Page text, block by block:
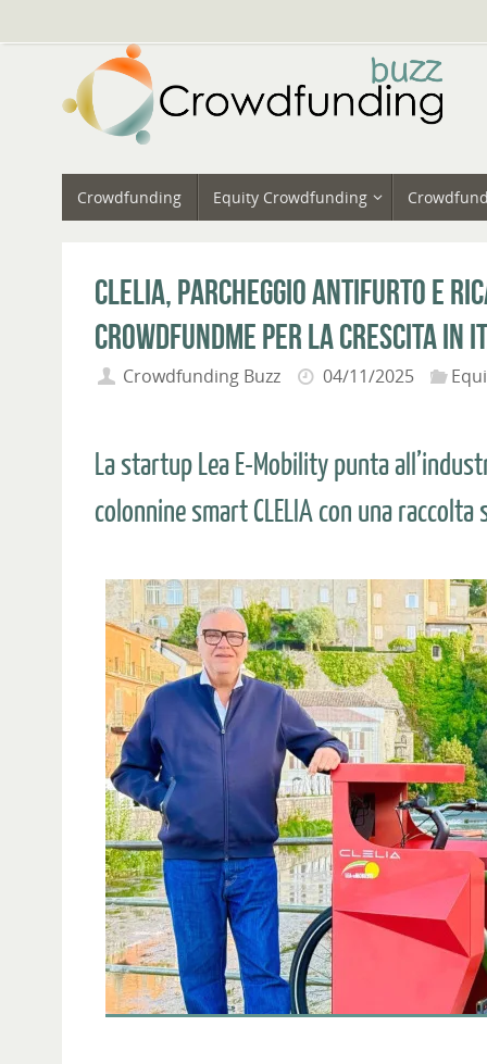
al
contenuto
Crowdfunding Equity Crowdfunding
CLELIA, parcheggio antifurto e
CrowdFundMe per la crescita in
Crowdfunding Buzz 04/11/2025
La startup Lea E-Mobility punta
colonnine smart CLELIA con una raccolta